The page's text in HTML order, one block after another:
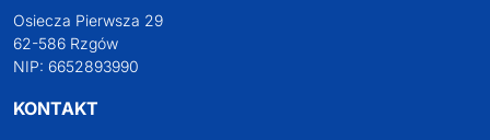
Osiecza Pierwsza 29
62-586 Rzgów
NIP: 6652893990
KONTAKT